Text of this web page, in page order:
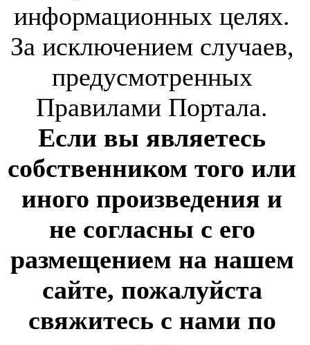
информационных целях.
За исключением случаев,
предусмотренных
Правилами Портала.
Если вы являетесь
собственником того или
иного произведения и
не согласны с его
размещением на нашем
сайте, пожалуйста
свяжитесь с нами по